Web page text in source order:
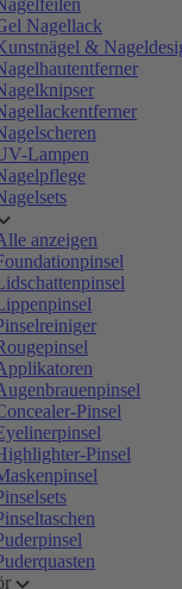
Nagellack
&
Lampen
anzeigen
Pinsel
Pinsel